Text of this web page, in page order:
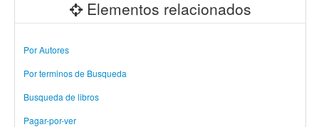
Elementos relacionados
Por Autores
Por terminos de Busqueda
Busqueda de libros
Pagar-por-ver